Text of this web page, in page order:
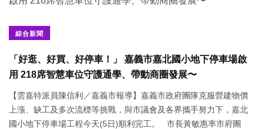
綜合新聞
「好逛、好買、好停車！」 嘉義市嘉北國小地下停車場啟
用 218席智慧車位守護通學、帶動商圈發展〜
【雲嘉特派員陳信利／嘉義市報導】嘉義市政府團隊克服營建物價
上漲、缺工及多次流標等挑戰，與市議會及各界攜手努力下，嘉北
國小地下停車場工程今天(5日)順利完工。 市長黃敏惠率市府團